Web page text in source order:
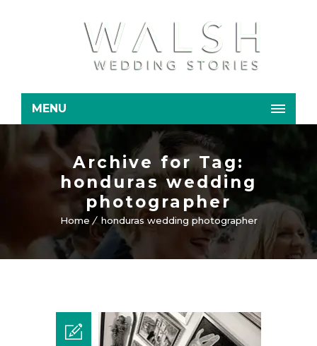
MENU
Archive for Tag:
honduras wedding
photographer
Home honduras wedding photographer